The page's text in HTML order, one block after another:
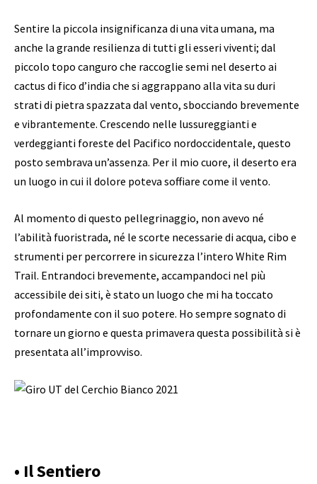
Sentire la piccola insignificanza di una vita umana, ma
anche la grande resilienza di tutti gli esseri viventi; dal
piccolo topo canguro che raccoglie semi nel deserto ai
cactus di fico d’india che si aggrappano alla vita su duri
strati di pietra spazzata dal vento, sbocciando brevemente
e vibrantemente. Crescendo nelle lussureggianti e
verdeggianti foreste del Pacifico nordoccidentale, questo
posto sembrava un’assenza. Per il mio cuore, il deserto era
un luogo in cui il dolore poteva soffiare come il vento.
Al momento di questo pellegrinaggio, non avevo né
l’abilità fuoristrada, né le scorte necessarie di acqua, cibo e
strumenti per percorrere in sicurezza l’intero White Rim
Trail. Entrandoci brevemente, accampandoci nel più
accessibile dei siti, è stato un luogo che mi ha toccato
profondamente con il suo potere. Ho sempre sognato di
tornare un giorno e questa primavera questa possibilità si è
presentata all’improvviso.
• Il Sentiero